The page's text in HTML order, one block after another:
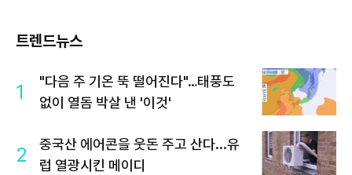
트렌드뉴스
1
"다음 주 기온 뚝 떨어진다"…태풍도
없이 열돔 박살 낸 '이것'
2
중국산 에어콘을 웃돈 주고 산다...유
럽 열광시킨 메이디